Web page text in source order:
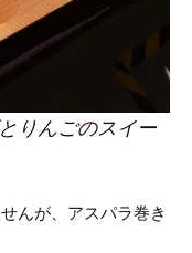
りんごのスイー
んが、アスパラ巻き